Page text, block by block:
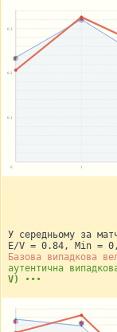
У середньому за
E/V = 0.84, Min =
Базова випадкова
аутентична
V)
•••